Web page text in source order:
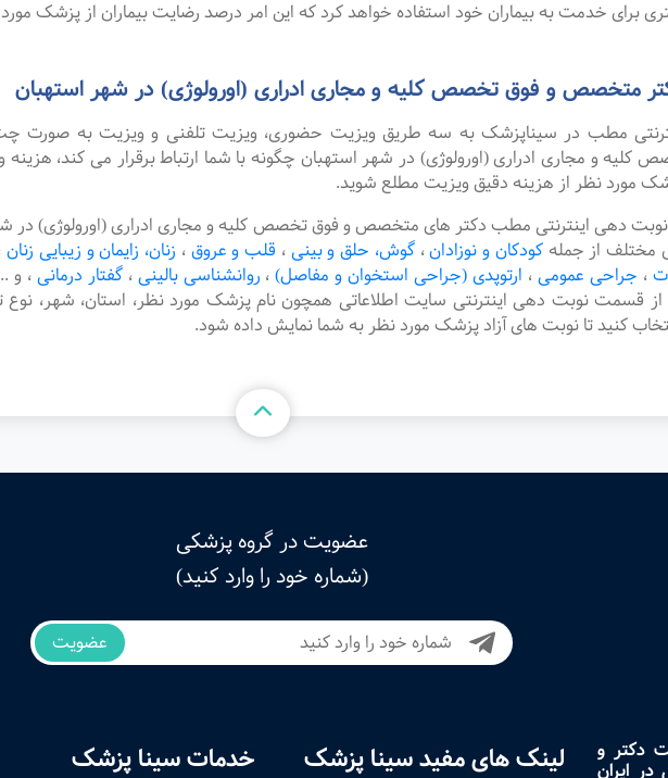
برای خدمت به بیماران خود استفاده خواهد کرد که این امر درصد رضایت بیماران از پزشک
متخصص و فوق تخصص کلیه و مجاری ادراری (اورولوژی) در شهر استهبان
مطب در سیناپزشک به سه طریق ویزیت حضوری، ویزیت تلفنی و ویزیت به صورت
و مجاری ادراری (اورولوژی) در شهر استهبان چگونه با شما ارتباط برقرار می کند،
مورد نظر از هزینه دقیق ویزیت مطلع شوید.
دهی اینترنتی مطب دکتر های متخصص و فوق تخصص کلیه و مجاری ادراری (اورولوژی) در
مختلف از جملهکودکان و نوزادان،گوش، حلق و بینی ، قلب و عروق ، زنان، زایمان و زیبایی زنان
، جراحی عمومی ، ارتوپدی (جراحی استخوان و مفاصل) ، روانشناسی بالینی ،گفتار درمانی ، و
از قسمت نوبت دهی اینترنتی سایت اطلاعاتی همچون نام پزشک مورد نظر، استان،
کنید تا نوبت های آزاد پزشک مورد نظر به شما نمایش داده شود.
عضویت در گروه پزشکی
(شماره خود را وارد کنید)
عضویت
دکتر و
ایران لینک های مفید سینا پزشک خدمات سینا پزشک